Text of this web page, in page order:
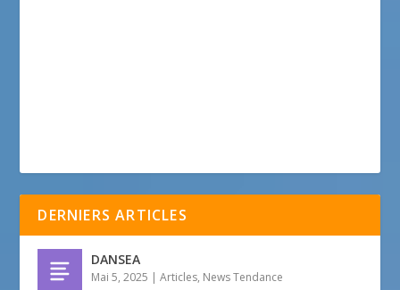
DERNIERS ARTICLES
DANSEA
Mai 5, 2025 |Articles, News Tendance